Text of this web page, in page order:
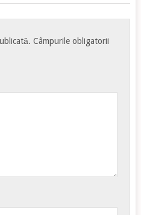
Câmpurile obligatorii